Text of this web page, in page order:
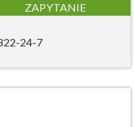
ZAPYTANIE
24-7